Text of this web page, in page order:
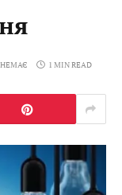
1 MIN READ